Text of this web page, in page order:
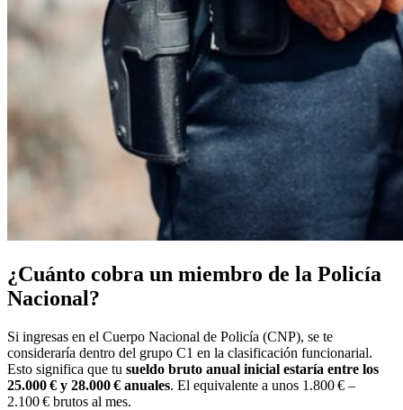
¿Cuánto cobra un miembro de la Policía
Nacional?
Si ingresas en el Cuerpo Nacional de Policía (CNP), se te
consideraría dentro del grupo C1 en la clasificación funcionarial.
Esto significa que tu sueldo bruto anual inicial estaría entre los
25.000 € y 28.000 € anuales. El equivalente a unos 1.800 € –
2.100 € brutos al mes.